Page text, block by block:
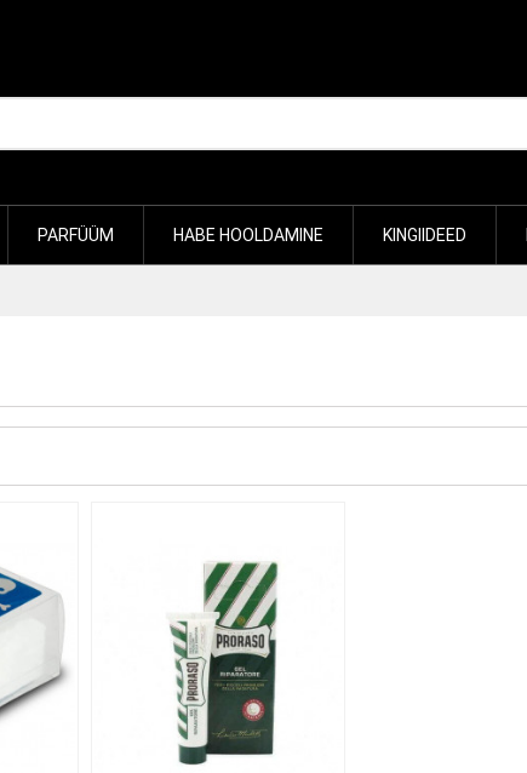
PARFÜÜM HABE HOOLDAMINE KINGIIDEED